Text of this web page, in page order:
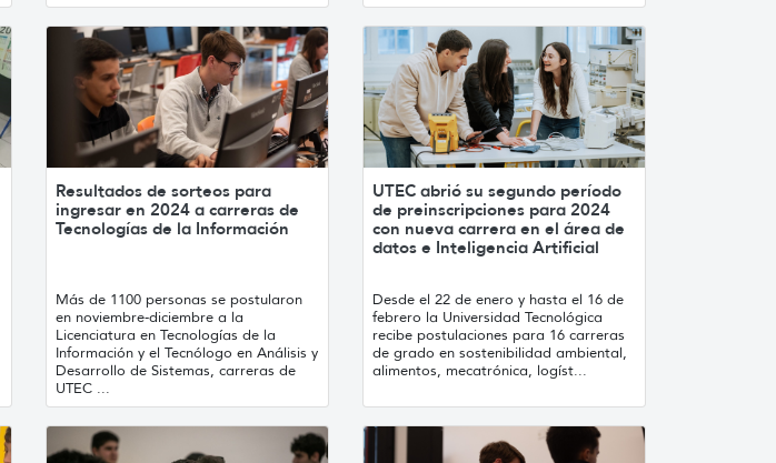
Resultados de sorteos para
ingresar en 2024 a carreras de
Tecnologías de la Información
Más de 1100 personas se postularon
en noviembre-diciembre a la
Licenciatura en Tecnologías de la
Información y el Tecnólogo en Análisis y
Desarrollo de Sistemas, carreras de
UTEC ...
UTEC abrió su segundo período
de preinscripciones para 2024
con nueva carrera en el área de
datos e Inteligencia Artificial
Desde el 22 de enero y hasta el 16 de
febrero la Universidad Tecnológica
recibe postulaciones para 16 carreras
de grado en sostenibilidad ambiental,
alimentos, mecatrónica, logíst...